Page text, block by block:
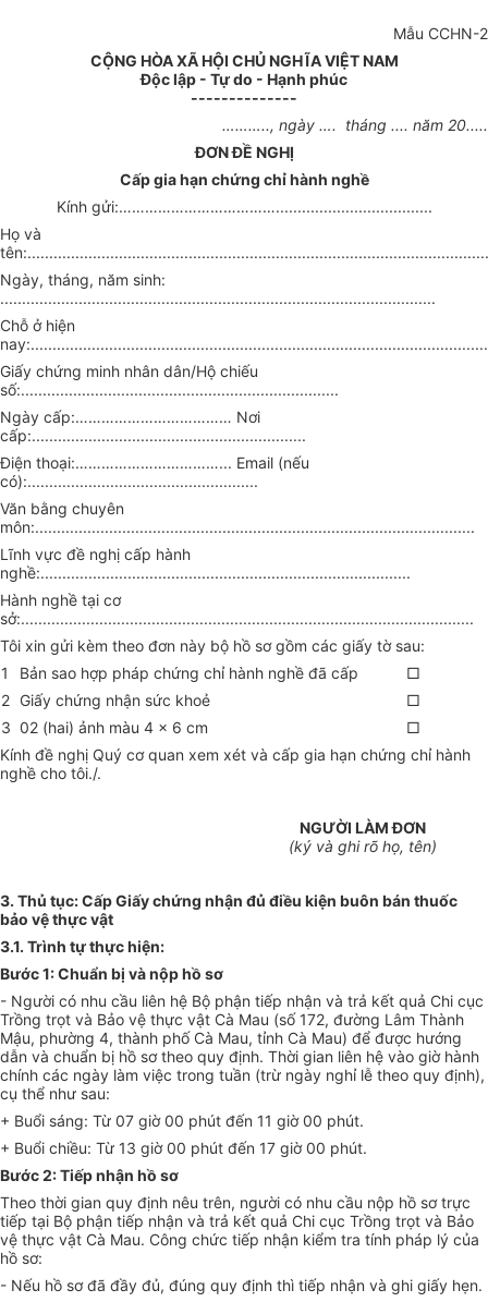
Mẫu CCHN-2
CỘNG HÒA XÃ HỘI CHỦ NGHĨA VIỆT NAM
Độc lập - Tự do - Hạnh phúc
--------------
……….., ngày …. tháng .... năm 20.....
ĐƠN ĐỀ NGHỊ
Cấp gia hạn chứng chỉ hành nghề
Kính gửi:………………………………....................................
Họ và
tên:
Ngày, tháng, năm sinh:
....................................................................................................
Chỗ ở hiện
Giấy chứng minh nhân dân/Hộ chiếu
số:.........................................................................
Ngày cấp:……………………………… Nơi
cấp:...............................................................
Điện thoại:……………………………... Email (nếu
có):.....................................................
Văn bằng chuyên
môn:.....................................................................................................
Lĩnh vực đề nghị cấp hành
nghề:.....................................................................................
Hành nghề tại cơ
sở:........................................................................................................
Tôi xin gửi kèm theo đơn này bộ hồ sơ gồm các giấy tờ sau:
1
Bản sao hợp pháp chứng chỉ hành nghề đã cấp
□
2
Giấy chứng nhận sức khoẻ
□
3 02 (hai) ảnh màu 4 x 6 cm
□
Kính đề nghị Quý cơ quan xem xét và cấp gia hạn chứng chỉ hành
nghề cho tôi./.
NGƯỜI LÀM ĐƠN
(ký và ghi rõ họ, tên)
3. Thủ tục:Cấp Giấy chứng nhận đủ điều kiện buôn bán thuốc
bảo vệ thực vật
3.1. Trình tự thực hiện:
Bước 1: Chuẩn bị và nộp hồ sơ
- Người có nhu cầu liên hệ Bộ phận tiếp nhận và trả kết quả Chi cục
Trồng trọt và Bảo vệ thực vật Cà Mau (số 172, đường Lâm Thành
Mậu, phường 4, thành phố Cà Mau, tỉnh Cà Mau) để được hướng
dẫn và chuẩn bị hồ sơ theo quy định. Thời gian liên hệ vào giờ hành
chính các ngày làm việc trong tuần (trừ ngày nghỉ lễ theo quy định),
cụ thể như sau:
+ Buổi sáng: Từ 07 giờ 00 phút đến 11 giờ 00 phút.
+ Buổi chiều: Từ 13 giờ 00 phút đến 17 giờ 00 phút.
Bước 2: Tiếp nhận hồ sơ
Theo thời gian quy định nêu trên, người có nhu cầu nộp hồ sơ trực
tiếp tại Bộ phận tiếp nhận và trả kết quả Chi cục Trồng trọt và Bảo
vệ thực vật Cà Mau. Công chức tiếp nhận kiểm tra tính pháp lý của
hồ sơ:
- Nếu hồ sơ đã đầy đủ, đúng quy định thì tiếp nhận và ghi giấy hẹn.